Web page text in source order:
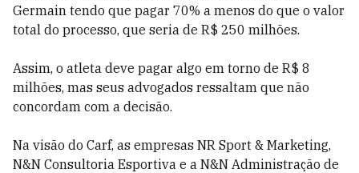
Germain tendo que pagar 70% a menos do que o valor
total do processo, que seria de R$ 250 milhões.
Assim, o atleta deve pagar algo em torno de R$ 8
milhões, mas seus advogados ressaltam que não
concordam com a decisão.
Na visão do Carf, as empresas NR Sport & Marketing,
N&N Consultoria Esportiva e a N&N Administração de